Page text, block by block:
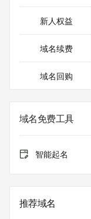
新人权益
域名续费
域名回购
域名免费工具
智能起名
推荐域名